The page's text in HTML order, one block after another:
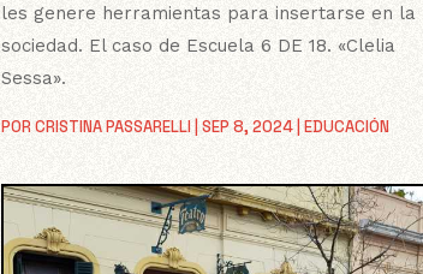
POR CRISTINA PASSARELLI SEP 8, 2024| EDUCACIÓN
les genere herramientas para insertarse en la
sociedad. El caso de Escuela 6 DE 18. «Clelia
Sessa».